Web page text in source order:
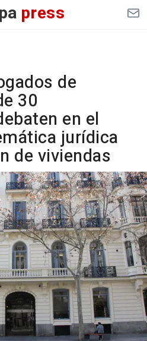
press
de
30
en el
jurídica
de viviendas